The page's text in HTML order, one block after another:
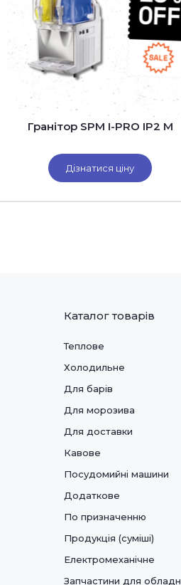
Гранітор SPM I-PRO IP2 M
Дізнатися ціну
Каталог товарів
Теплове
Холодильне
Для барів
Для морозива
Для доставки
Кавове
Посудомийні машини
Додаткове
По призначенню
Продукція (суміші)
Електромеханічне
Запчастини для